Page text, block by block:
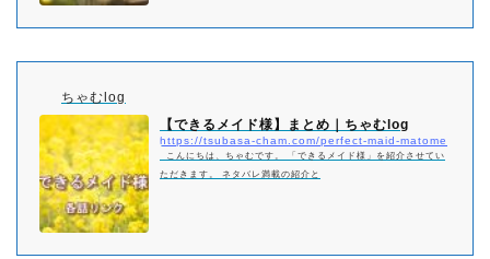
ちゃむlog
【できるメイド様】まとめ｜ちゃむlog
https://tsubasa-cham.com/perfect-maid-matome
こんにちは、ちゃむです。 「できるメイド様」を紹介させてい
ただきます。 ネタバレ満載の紹介と